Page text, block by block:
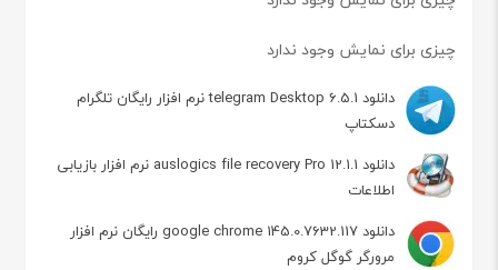
چیزی برای نمایش وجود ندارد
دانلود telegram Desktop 6.5.1 نرم افزار رایگان تلگرام
دسکتاپ
دانلود auslogics file recovery Pro 12.1.1 نرم افزار بازیابی
اطلاعات
دانلود google chrome 145.0.7632.117 رایگان نرم افزار
مرورگر گوگل کروم